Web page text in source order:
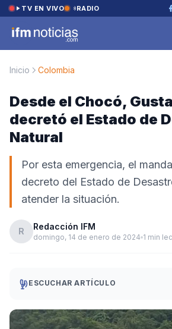
Saltar al contenido
TV EN VIVO RADIO
Inicio Colombia
Desde el Chocó,
decretó el Estado de
Natural
Por esta emergencia, el
decreto del Estado de
atender la situación.
R Redacción IFM
domingo, 14 de enero de 2024 1 min
ESCUCHAR ARTÍCULO